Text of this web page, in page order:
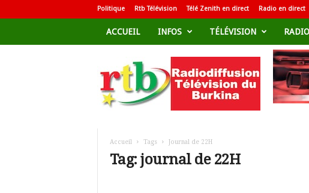
Politique Rtb Télévision Télé Zenith en direct Radio en direct
ACCUEIL INFOS TÉLÉVISION RADIO
d
i
Accueil Tags Journal de 22H
Tag: journal de 22H